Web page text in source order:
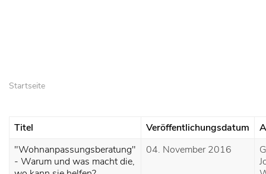
Startseite
Titel Veröffentlichungsdatum
"Wohnanpassungsberatung"
- Warum und was macht die,
04. November 2016